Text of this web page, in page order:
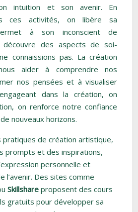
intuition et son avenir. En
ces activités, on libère sa
à son inconscient de
découvre des aspects de soi-
connaissions pas. La création
aider à comprendre nos
nos pensées et à visualiser
dans la création, on
on renforce notre confiance
nouveaux horizons.
pratiques de création artistique,
prompts et des inspirations,
personnelle et
l’avenir. Des sites comme
Skillshare proposent des cours
gratuits pour développer sa